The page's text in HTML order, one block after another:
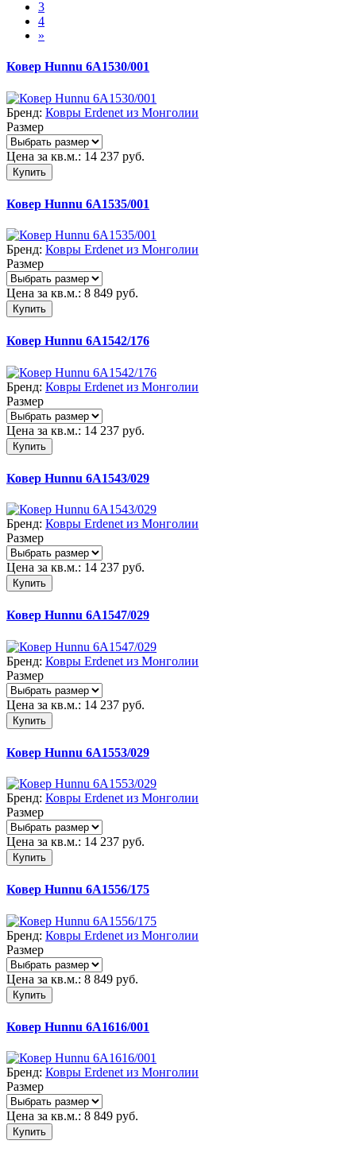
3
4
»
Ковер Hunnu 6A1530/001
Бренд: Ковры Erdenet из Монголии
Размер
Цена за кв.м.: 14 237 руб.
Купить
Ковер Hunnu 6A1535/001
Бренд: Ковры Erdenet из Монголии
Размер
Цена за кв.м.: 8 849 руб.
Купить
Ковер Hunnu 6A1542/176
Бренд: Ковры Erdenet из Монголии
Размер
Цена за кв.м.: 14 237 руб.
Купить
Ковер Hunnu 6A1543/029
Бренд: Ковры Erdenet из Монголии
Размер
Цена за кв.м.: 14 237 руб.
Купить
Ковер Hunnu 6A1547/029
Бренд: Ковры Erdenet из Монголии
Размер
Цена за кв.м.: 14 237 руб.
Купить
Ковер Hunnu 6A1553/029
Бренд: Ковры Erdenet из Монголии
Размер
Цена за кв.м.: 14 237 руб.
Купить
Ковер Hunnu 6A1556/175
Бренд: Ковры Erdenet из Монголии
Размер
Цена за кв.м.: 8 849 руб.
Купить
Ковер Hunnu 6A1616/001
Бренд: Ковры Erdenet из Монголии
Размер
Цена за кв.м.: 8 849 руб.
Купить